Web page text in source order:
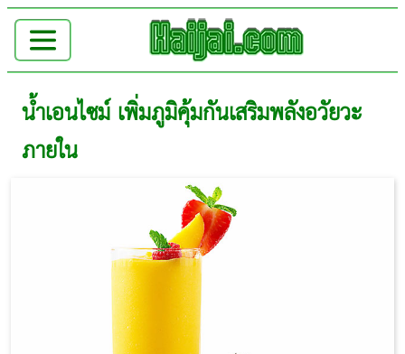
น้ำเอนไซม์ เพิ่มภูมิคุ้มกันเสริมพลังอวัยวะ
ภายใน